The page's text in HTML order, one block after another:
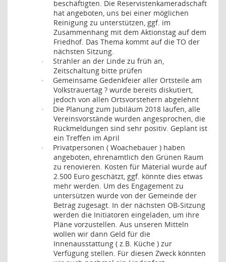
beschäftigten. Die Reservistenkameradschaft
hat angeboten, uns bei einer möglichen
Reinigung zu unterstützen, ggf. im
Zusammenhang mit dem Aktionstag auf dem
Friedhof. Das Thema kommt auf die TO der
nächsten Sitzung.
·
Strahler an der Linde zu früh an,
Zeitschaltung bitte prüfen
·
Gemeinsame Gedenkfeier aller Ortsteile am
Volkstrauertag ? wurde bereits diskutiert,
jedoch von allen Ortsvorstehern abgelehnt
·
Die Planung zum Jubiläum 2018 laufen, alle
Vereinsvorstände wurden angesprochen, die
Rückmeldungen sind sehr positiv. Geplant ist
ein Treffen im April
·
Privatpersonen ( Woachebauer ) haben
angeboten, ehrenamtlich den Grünen Raum
zu renovieren. Kosten für Material wurde auf
2.500 Euro geschätzt, ggf. könnte dies etwas
mehr werden. Um des Engagement zu
untersützen wurde von der Gemeinde der
Betrag zugesagt. In der nächsten OB-Sitzung
werden die Initiatoren eingeladen, um ihre
Pläne vorzustellen. Aus unseren Mitteln
wollen wir dann Geld für die
Innenausstattung ( z.B. Küche ) zur
Verfügung stellen. Für diesen Zweck könnten